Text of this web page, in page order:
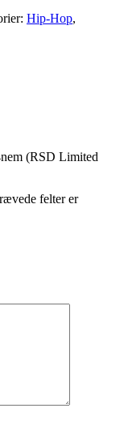
Hip-Hop,
(RSD Limited
felter er